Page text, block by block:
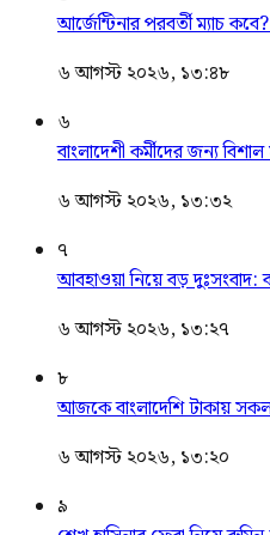
আর্জেন্টিনার পরবর্তী ম্যাচ
৬ আগস্ট ২০২৬, ১৩:৪৮
৬
বাংলাদেশী কর্মীদের জন্য
৬ আগস্ট ২০২৬, ১৩:৩২
৭
আবহাওয়া নিয়ে বড় দুঃসংবাদ:
৬ আগস্ট ২০২৬, ১৩:২৭
৮
আজকে বাংলাদেশি টাকায়
৬ আগস্ট ২০২৬, ১৩:২০
৯